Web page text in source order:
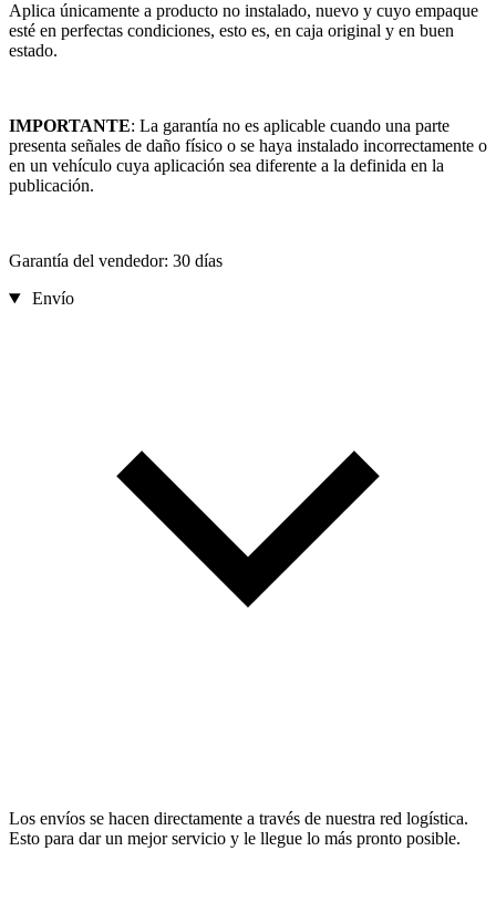
Aplica únicamente a producto no instalado, nuevo y cuyo empaque
esté en perfectas condiciones, esto es, en caja original y en buen
estado.
IMPORTANTE: La garantía no es aplicable cuando una parte
presenta señales de daño físico o se haya instalado incorrectamente o
en un vehículo cuya aplicación sea diferente a la definida en la
publicación.
Garantía del vendedor: 30 días
Envío
Los envíos se hacen directamente a través de nuestra red logística.
Esto para dar un mejor servicio y le llegue lo más pronto posible.